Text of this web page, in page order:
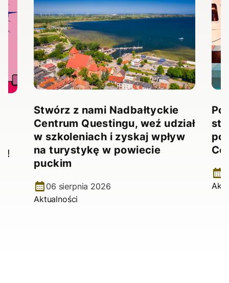
Stwórz z nami Nadbałtyckie
Centrum Questingu, weź udział
w szkoleniach i zyskaj wpływ
na turystykę w powiecie
puckim
06 sierpnia 2026
Aktualności